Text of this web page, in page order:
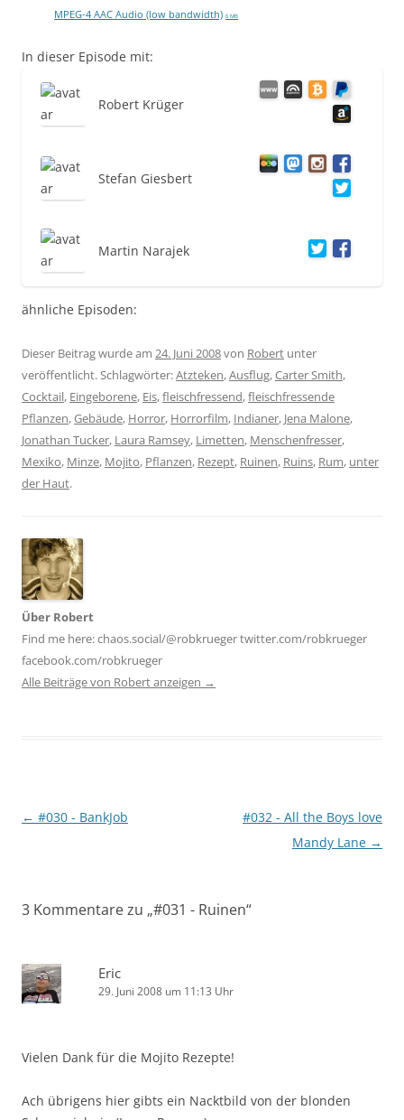
MPEG-4 AAC Audio (low bandwidth) 6 MB
In dieser Episode mit:
Robert Krüger
Stefan Giesbert
Martin Narajek
ähnliche Episoden:
Dieser Beitrag wurde am 24. Juni 2008von Robert unter
veröffentlicht. Schlagwörter:Atzteken,Ausflug,Carter Smith,
Cocktail, Eingeborene, Eis,fleischfressend,fleischfressende
Pflanzen,Gebäude, Horror, Horrorfilm, Indianer, Jena Malone,
Jonathan Tucker, Laura Ramsey, Limetten, Menschenfresser,
Mexiko, Minze, Mojito, Pflanzen, Rezept, Ruinen, Ruins, Rum, unter
der Haut.
Über Robert
Find me here: chaos.social/@robkrueger twitter.com/robkrueger
facebook.com/robkrueger
Alle Beiträge von Robert anzeigen →
Beitragsnavigation
← #030 - BankJob
#032 - All the Boys love
Mandy Lane →
3 Kommentare zu „#031 - Ruinen“
Eric
29. Juni 2008 um 11:13 Uhr
Vielen Dank für die Mojito Rezepte!
Ach übrigens hier gibts ein Nacktbild von der blonden